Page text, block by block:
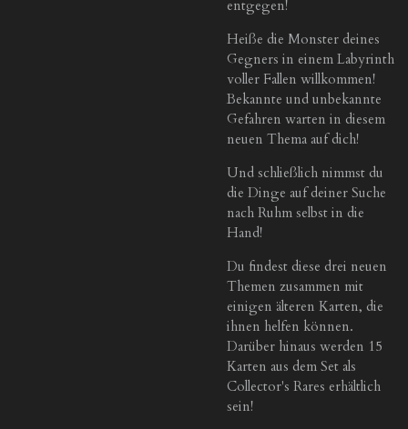
entgegen!
Heiße die Monster deines
Gegners in einem Labyrinth
voller Fallen willkommen!
Bekannte und unbekannte
Gefahren warten in diesem
neuen Thema auf dich!
Und schließlich nimmst du
die Dinge auf deiner Suche
nach Ruhm selbst in die
Hand!
Du findest diese drei neuen
Themen zusammen mit
einigen älteren Karten, die
ihnen helfen können.
Darüber hinaus werden 15
Karten aus dem Set als
Collector's Rares erhältlich
sein!